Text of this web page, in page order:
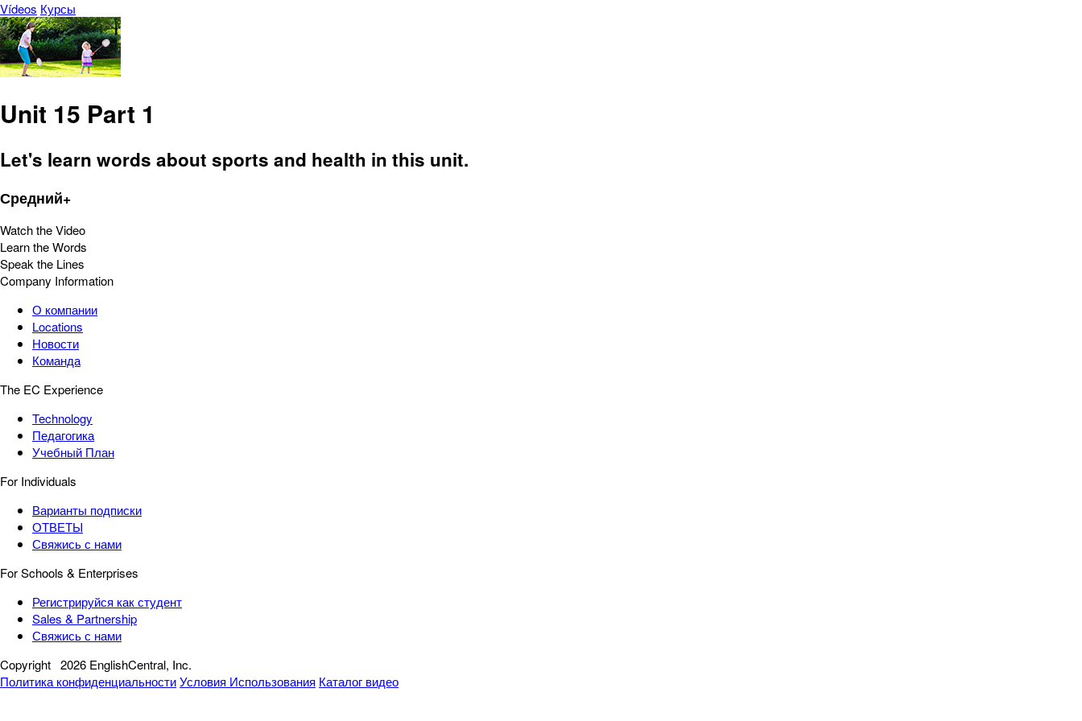
Vídeos Курсы
Unit 15 Part 1
Let's learn words about sports and health in this unit.
Средний+
Watch the Video
Learn the Words
Speak the Lines
Company Information
О компании
Locations
Новости
Команда
The EC Experience
Technology
Педагогика
Учебный План
For Individuals
Варианты подписки
ОТВЕТЫ
Свяжись с нами
For Schools & Enterprises
Регистрируйся как студент
Sales & Partnership
Свяжись с нами
Copyright 2026 EnglishCentral, Inc.
Политика конфиденциальностиУсловия Использования Каталог видео